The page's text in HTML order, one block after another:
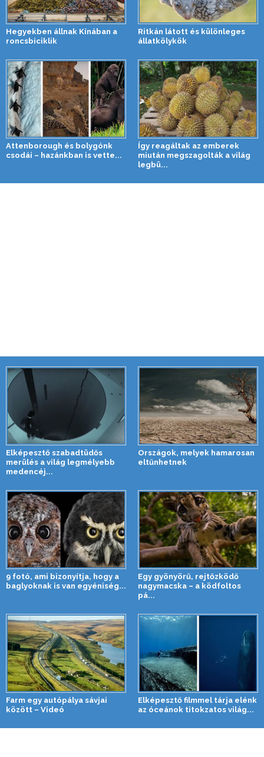
Hegyekben állnak Kínában a
roncsbiciklik
Ritkán látott és különleges
állatkölykök
Attenborough és bolygónk
csodái – hazánkban is vette...
Így reagáltak az emberek
miután megszagolták a világ
legbü...
Elképesztő szabadtüdős
merülés a világ legmélyebb
medencéj...
Országok, melyek hamarosan
eltűnhetnek
9 fotó, ami bizonyítja, hogy a
baglyoknak is van egyéniség...
Egy gyönyörű, rejtőzködő
nagymacska – a ködfoltos
pá...
Farm egy autópálya sávjai
között – Videó
Elképesztő filmmel tárja elénk
az óceánok titokzatos világ...